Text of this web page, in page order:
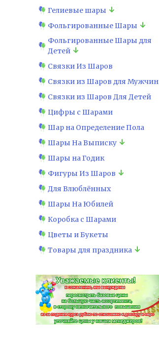
Гелиевые шары
Фольгированные Шары
Фольгированные Шары для
Детей
Связки Из Шаров
Связки из Шаров для Мужчин
Связки из Шаров Для Детей
Цифры с Шарами
Шар на Определение Пола
Шары На Выписку
Шары на Годик
Фигуры Из Шаров
Для Влюблённых
Шары На Юбилей
Коробка с Шарами
Цветы и Букеты
Товары для праздника